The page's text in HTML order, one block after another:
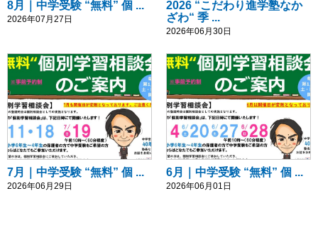
8月｜中学受験 “無料” 個 ...
2026年07月27日
2026 “こだわり進学塾なか
ざわ“ 季 ...
2026年06月30日
7月｜中学受験 “無料” 個 ...
2026年06月29日
6月｜中学受験 “無料” 個 ...
2026年06月01日